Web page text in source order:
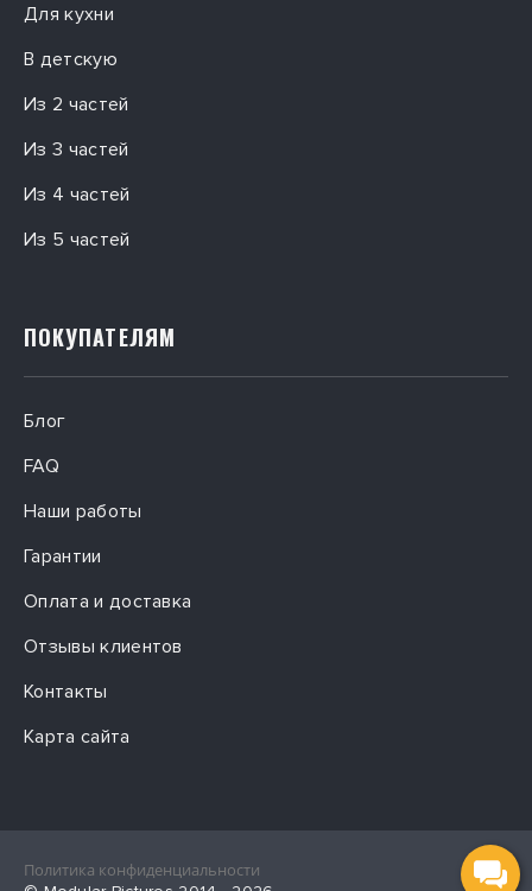
Для кухни
В детскую
Из 2 частей
Из 3 частей
Из 4 частей
Из 5 частей
ПОКУПАТЕЛЯМ
Блог
FAQ
Наши работы
Гарантии
Оплата и доставка
Отзывы клиентов
Контакты
Карта сайта
Политика конфиденциальности